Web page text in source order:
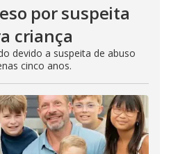
por suspeita
criança
devido a suspeita de abuso
cinco anos.